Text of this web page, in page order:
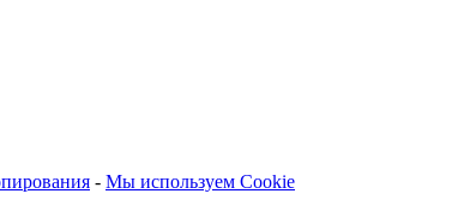
- Мы используем Cookie